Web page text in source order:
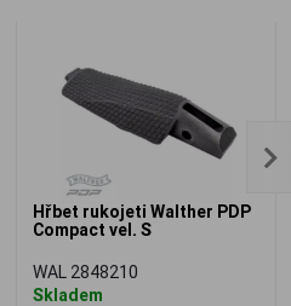
Hřbet rukojeti Walther PDP
Compact vel. S
WAL 2848210
Skladem